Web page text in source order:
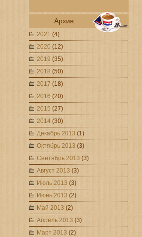
Архив
2021 (4)
2020 (12)
2019 (35)
2018 (50)
2017 (18)
2016 (20)
2015 (27)
2014 (30)
Декабрь 2013 (1)
Октябрь 2013 (3)
Сентябрь 2013 (3)
Август 2013 (3)
Июль 2013 (3)
Июнь 2013 (2)
Май 2013 (2)
Апрель 2013 (3)
Март 2013 (2)